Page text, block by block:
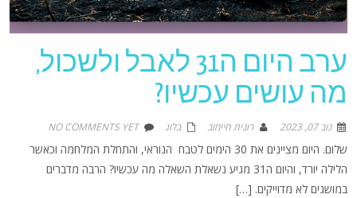
ערב היום ה31 לאבל ולשכול,
מה עושים עכשיו?
נוב 07, 2023 רונית חיימוב בלוג NO COMMENTS YET
שלום. היום מציינים את 30 הימים לטבח הנוראי, והתחלת המלחמה וכאשר
הלילה יורד, והיום ה31 מגיע נשאלת השאלה מה עכשיו? הרבה מדברים
במושגים לא מדוייקים. […]